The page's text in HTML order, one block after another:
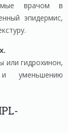
врачом в
эпидермис,
или гидрохинон,
уменьшению